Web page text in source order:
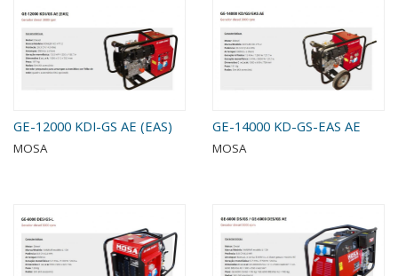
GE-12000 KDI-GS AE (EAS)
MOSA
GE-14000 KD-GS-EAS AE
MOSA